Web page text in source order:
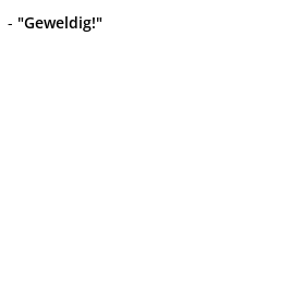
- "Geweldig!"